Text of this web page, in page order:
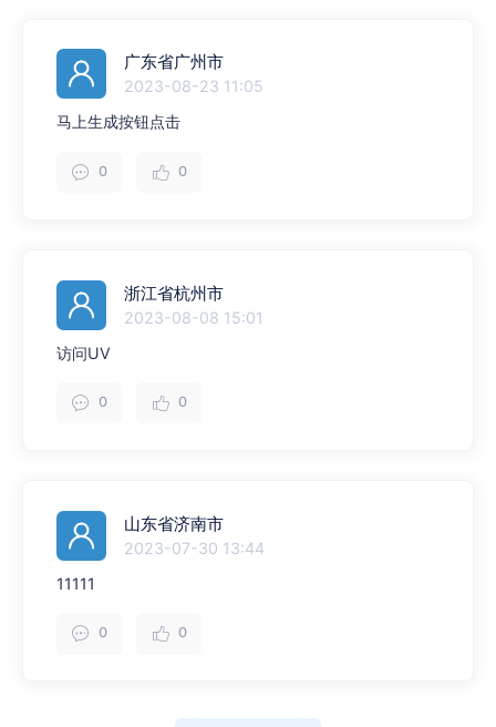
广东省广州市
2023-08-23 11:05
马上生成按钮点击
0 0
浙江省杭州市
2023-08-08 15:01
访问UV
0 0
山东省济南市
2023-07-30 13:44
11111
0 0